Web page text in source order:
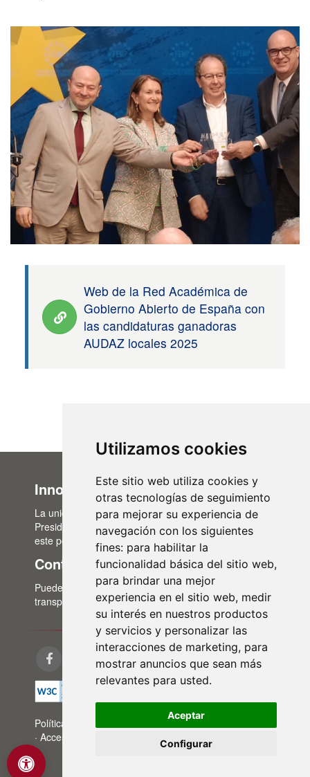
Utilizamos cookies
Este sitio web utiliza cookies y
otras tecnologías de seguimiento
para mejorar su experiencia de
navegación con los siguientes
fines: para habilitar la
funcionalidad básica del sitio web,
para brindar una mejor
experiencia en el sitio web, medir
su interés en nuestros productos
y servicios y personalizar las
interacciones de marketing, para
mostrar anuncios que sean más
relevantes para usted.
Aceptar
Configurar
Web de la Red Académica de
Gobierno Abierto de España con
las candidaturas ganadoras
AUDAZ locales 2025
Innovación Administrativa
La unidad de Innovación Administrativa, del Área de
Presidencia, es la encargada de la actualización de
este portal de transparencia.
Contacto
Puedes contactar con nosotros a través del correo:
transparencia@lasalina.es
Política de privacidad Aviso legal·Política de cookies
· Accesibilidad